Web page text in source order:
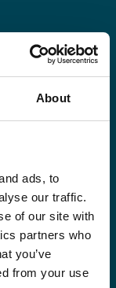
About
ads, to
our traffic.
of our site with
partners who
you’ve
from your use
tendances en